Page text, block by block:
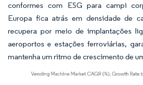
conformes com ESG para campi
Europa fica atrás em densidade de
recupera por meio de implantações
aeroportos e estações ferroviárias,
mantenha um ritmo de crescimento de